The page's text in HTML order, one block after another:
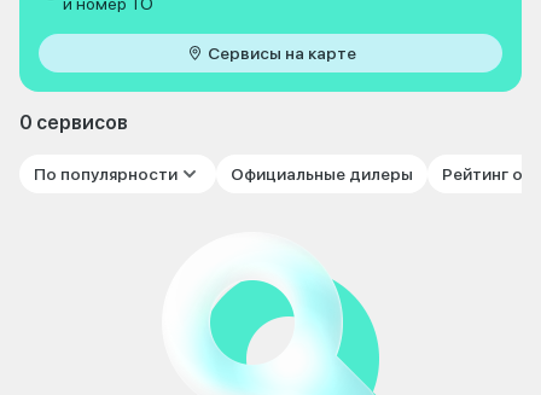
Сервисы на карте
0 сервисов
По популярности Официальные дилеры Рейтинг